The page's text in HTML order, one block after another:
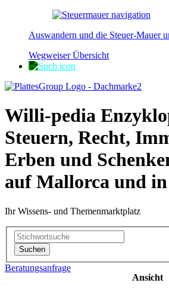
Auswandern und die Steuer-Mauer
Wegweiser Übersicht
Willi-pedia
Steuern, Recht,
Erben und
auf Mallorca und
Ihr Wissens- und Themenmarktplatz
Suchen
Ansicht
Beratungsanfrage